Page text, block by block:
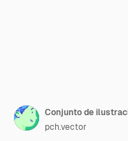
Conjunto de
pch.vector